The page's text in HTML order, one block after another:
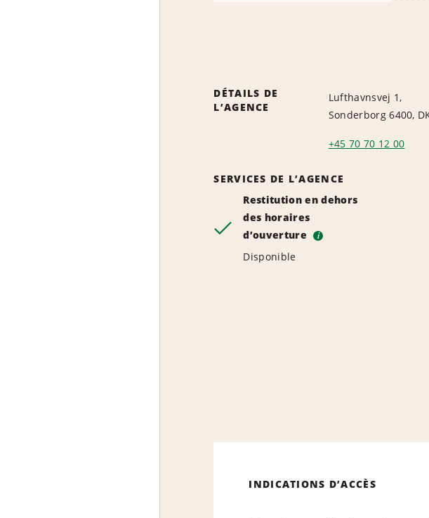
DÉTAILS DE
L’AGENCE
Lufthavnsvej 1,
Sonderborg 6400,
+45 70 70 12 00
SERVICES DE L’AGENCE
Restitution en dehors
des horaires
d’ouverture
i
Disponible
INDICATIONS D’ACCÈS